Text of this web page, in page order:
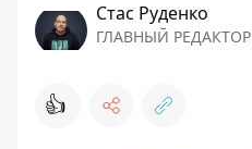
Стаc Руденко
ГЛАВНЫЙ РЕДАКТОР
👍